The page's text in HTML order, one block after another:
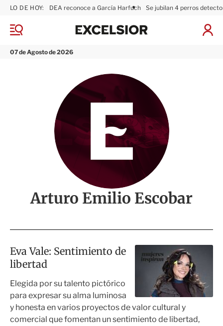
M
n
07 de Agosto de 2026
LO DE HOY: DEA reconoce a García Harfuch Se jubilan 4 perros
I
x
o
Arturo Emilio Escobar
Eva Vale: Sentimiento de
libertad
Elegida por su talento pictórico
para expresar su alma luminosa
y honesta en varios proyectos de valor cultural y
comercial que fomentan un sentimiento de libertad,